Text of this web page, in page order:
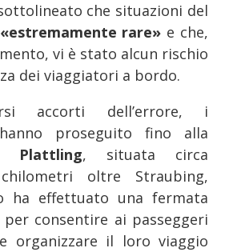
che situazioni del
«estremamente rare» e che,
vi è stato alcun rischio
dei viaggiatori a bordo.
accorti dell’errore, i
proseguito fino alla
Plattling, situata circa
oltre Straubing,
ha effettuato una fermata
consentire ai passeggeri
organizzare il loro viaggio